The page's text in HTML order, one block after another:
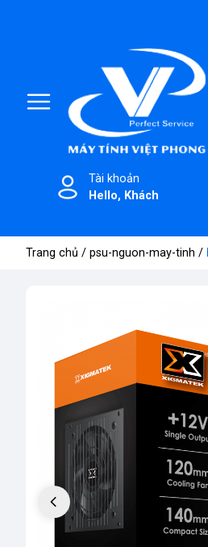
Tài khoản
Hello, Khách
Trang chủ / psu-nguon-may-tinh /